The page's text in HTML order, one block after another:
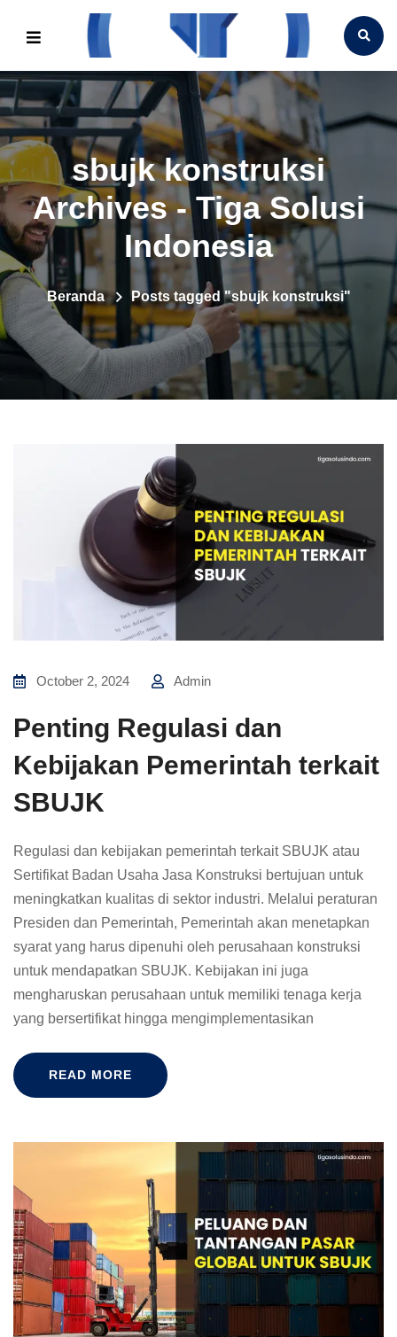
sbujk konstruksi
Archives - Tiga Solusi
Indonesia
Beranda Posts tagged "sbujk konstruksi"
October 2, 2024 Admin
Penting Regulasi dan
Kebijakan Pemerintah terkait
SBUJK
Regulasi dan kebijakan pemerintah terkait SBUJK atau
Sertifikat Badan Usaha Jasa Konstruksi bertujuan untuk
meningkatkan kualitas di sektor industri. Melalui peraturan
Presiden dan Pemerintah, Pemerintah akan menetapkan
syarat yang harus dipenuhi oleh perusahaan konstruksi
untuk mendapatkan SBUJK. Kebijakan ini juga
mengharuskan perusahaan untuk memiliki tenaga kerja
yang bersertifikat hingga mengimplementasikan
READ MORE